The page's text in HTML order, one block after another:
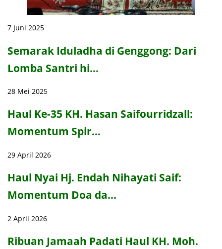
7 Juni 2025
Semarak Iduladha di Genggong: Dari
Lomba Santri hi…
28 Mei 2025
Haul Ke-35 KH. Hasan Saifourridzall:
Momentum Spir…
29 April 2026
Haul Nyai Hj. Endah Nihayati Saif:
Momentum Doa da…
2 April 2026
Ribuan Jamaah Padati Haul KH. Moh.